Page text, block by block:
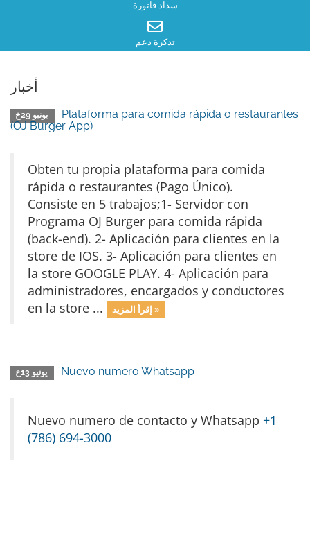
سداد فاتورة
تذكرة دعم
أخبار
Plataforma para comida rápida o restaurantes
(OJ Burger App)
Obten tu propia plataforma para comida
rápida o restaurantes (Pago Único).
Consiste en 5 trabajos;1- Servidor con
Programa OJ Burger para comida rápida
(back-end). 2- Aplicación para clientes en la
store de IOS. 3- Aplicación para clientes en
la store GOOGLE PLAY. 4- Aplicación para
administradores, encargados y conductores
en la store ...
إقرأ المزيد »
Nuevo numero Whatsapp
Nuevo numero de contacto y Whatsapp +1
(786) 694-3000